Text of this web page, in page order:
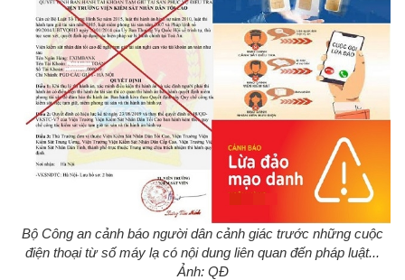
Bộ Công an cảnh báo người dân cảnh giác trước những cuộc
điện thoại từ số máy lạ có nội dung liên quan đến pháp luật...
Ảnh: QĐ